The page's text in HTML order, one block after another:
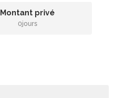
Montant privé
0jours